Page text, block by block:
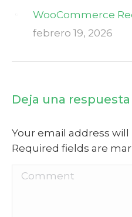
WooCommerce
febrero 19, 2026
Deja una respuesta
Your email address
Required fields are
Comment